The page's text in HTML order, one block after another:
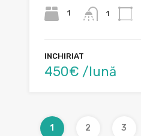
1 1
INCHIRIAT
450€ /lună
1 2 3